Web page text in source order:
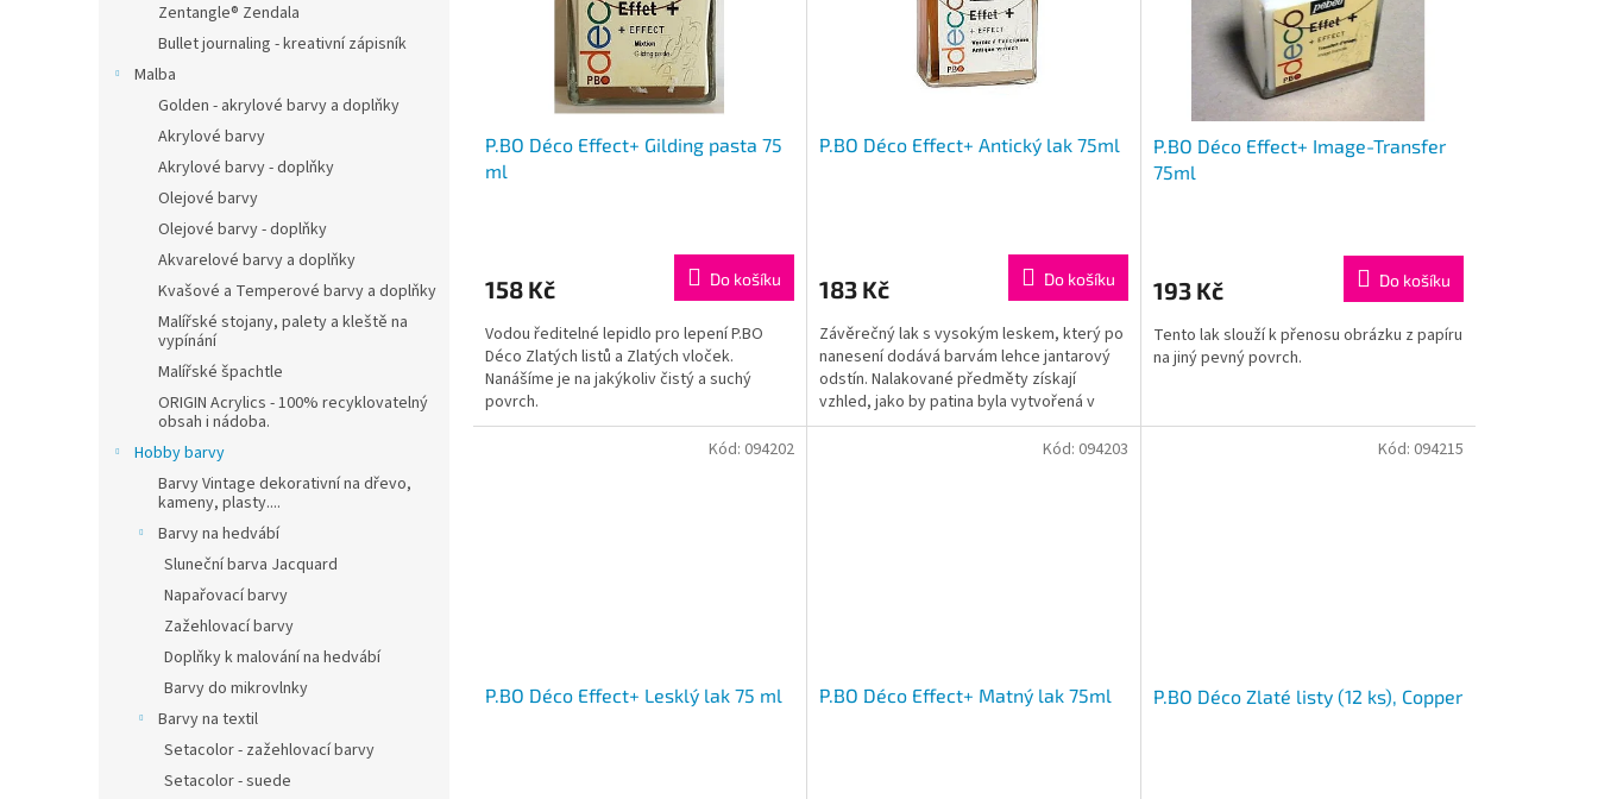
Zentangle® Zendala
Bullet journaling - kreativní zápisník
Malba
Golden - akrylové barvy a doplňky
Akrylové barvy
Akrylové barvy - doplňky
Olejové barvy
Olejové barvy - doplňky
Akvarelové barvy a doplňky
Kvašové a Temperové barvy a doplňky
Malířské stojany, palety a kleště na
vypínání
Malířské špachtle
ORIGIN Acrylics - 100% recyklovatelný
obsah i nádoba.
Hobby barvy
Barvy Vintage dekorativní na dřevo,
kameny, plasty....
Barvy na hedvábí
Sluneční barva Jacquard
Napařovací barvy
Zažehlovací barvy
Doplňky k malování na hedvábí
Barvy do mikrovlnky
Barvy na textil
Setacolor - zažehlovací barvy
Setacolor - suede
P.BO Déco Effect+ Gilding pasta 75
ml
158 Kč Do košíku
Vodou ředitelné lepidlo pro lepení P.BO
Déco Zlatých listů a Zlatých vloček.
Nanášíme je na jakýkoliv čistý a suchý
povrch.
P.BO Déco Effect+ Antický lak 75ml
183 Kč Do košíku
Závěrečný lak s vysokým leskem, který po
nanesení dodává barvám lehce jantarový
odstín. Nalakované předměty získají
vzhled, jako by patina byla vytvořená v
průběhu času jejich...
P.BO Déco Effect+ Image-Transfer
75ml
193 Kč Do košíku
Tento lak slouží k přenosu obrázku z papíru
na jiný pevný povrch.
P.BO Déco Effect+ Lesklý lak 75 ml
Kód: 094202
P.BO Déco Effect+ Matný lak 75ml
Kód: 094203
P.BO Déco Zlaté listy (12 ks), Copper
Kód: 094215